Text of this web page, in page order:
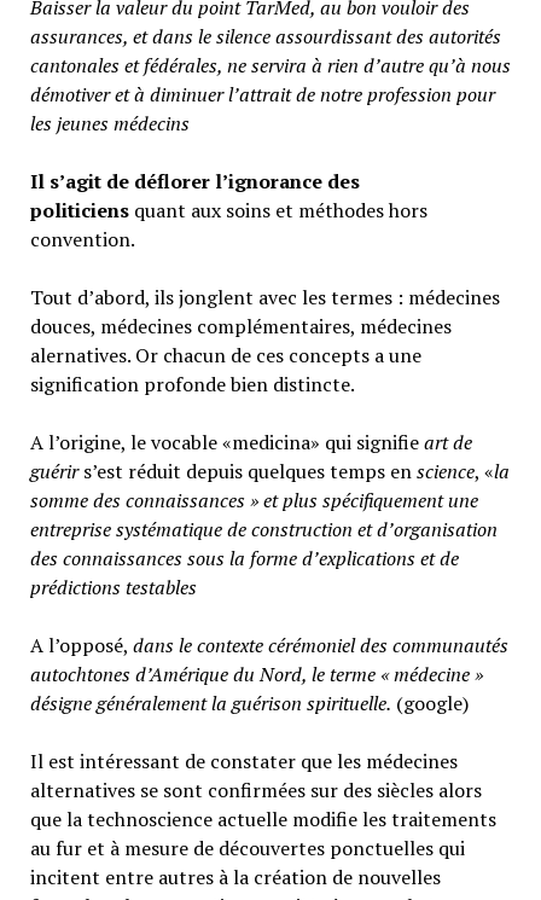
Baisser la valeur du point TarMed, au bon vouloir des
assurances, et dans le silence assourdissant des autorités
cantonales et fédérales, ne servira à rien d’autre qu’à nous
démotiver et à diminuer l’attrait de notre profession pour
les jeunes médecins
Il s’agit de déflorer l’ignorance des
politiciensquant aux soins et méthodes hors
convention.
Tout d’abord, ils jonglent avec les termes : médecines
douces, médecines complémentaires, médecines
alernatives. Or chacun de ces concepts a une
signification profonde bien distincte.
A l’origine, le vocable «medicina» qui signifieart de
guérirs’est réduit depuis quelques temps enscience, «la
somme des connaissances » et plus spécifiquement une
entreprise systématique de construction et d’organisation
des connaissances sous la forme d’explications et de
prédictions testables
A l’opposé, dans le contexte cérémoniel des communautés
autochtones d’Amérique du Nord, le terme « médecine »
désigne généralementla guérison spirituelle. (google)
Il est intéressant de constater que les médecines
alternatives se sont confirmées sur des siècles alors
que la technoscience actuelle modifie les traitements
au fur et à mesure de découvertes ponctuelles qui
incitent entre autres à la création de nouvelles